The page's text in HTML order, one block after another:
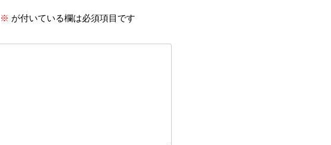
※ が付いている欄は必須項目です